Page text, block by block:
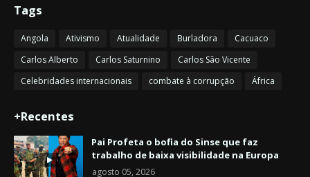
Tags
Angola Ativismo Atualidade Burladora
Cacuaco
Carlos Alberto
Carlos Saturnino
Carlos São Vicente
Celebridades internacionais
combate à corrupção África
+Recentes
Pai Profeta o bofia do Sinse que faz
trabalho de baixa visibilidade na Europa
agosto 05, 2026